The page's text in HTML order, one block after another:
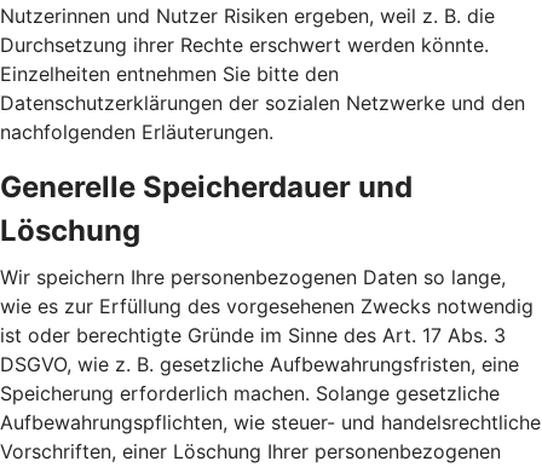
Nutzerinnen und Nutzer Risiken ergeben, weil z. B. die
Durchsetzung ihrer Rechte erschwert werden könnte.
Einzelheiten entnehmen Sie bitte den
Datenschutzerklärungen der sozialen Netzwerke und den
nachfolgenden Erläuterungen.
Generelle Speicherdauer und
Löschung
Wir speichern Ihre personenbezogenen Daten so lange,
wie es zur Erfüllung des vorgesehenen Zwecks notwendig
ist oder berechtigte Gründe im Sinne des Art. 17 Abs. 3
DSGVO, wie z. B. gesetzliche Aufbewahrungsfristen, eine
Speicherung erforderlich machen. Solange gesetzliche
Aufbewahrungspflichten, wie steuer- und handelsrechtliche
Vorschriften, einer Löschung Ihrer personenbezogenen